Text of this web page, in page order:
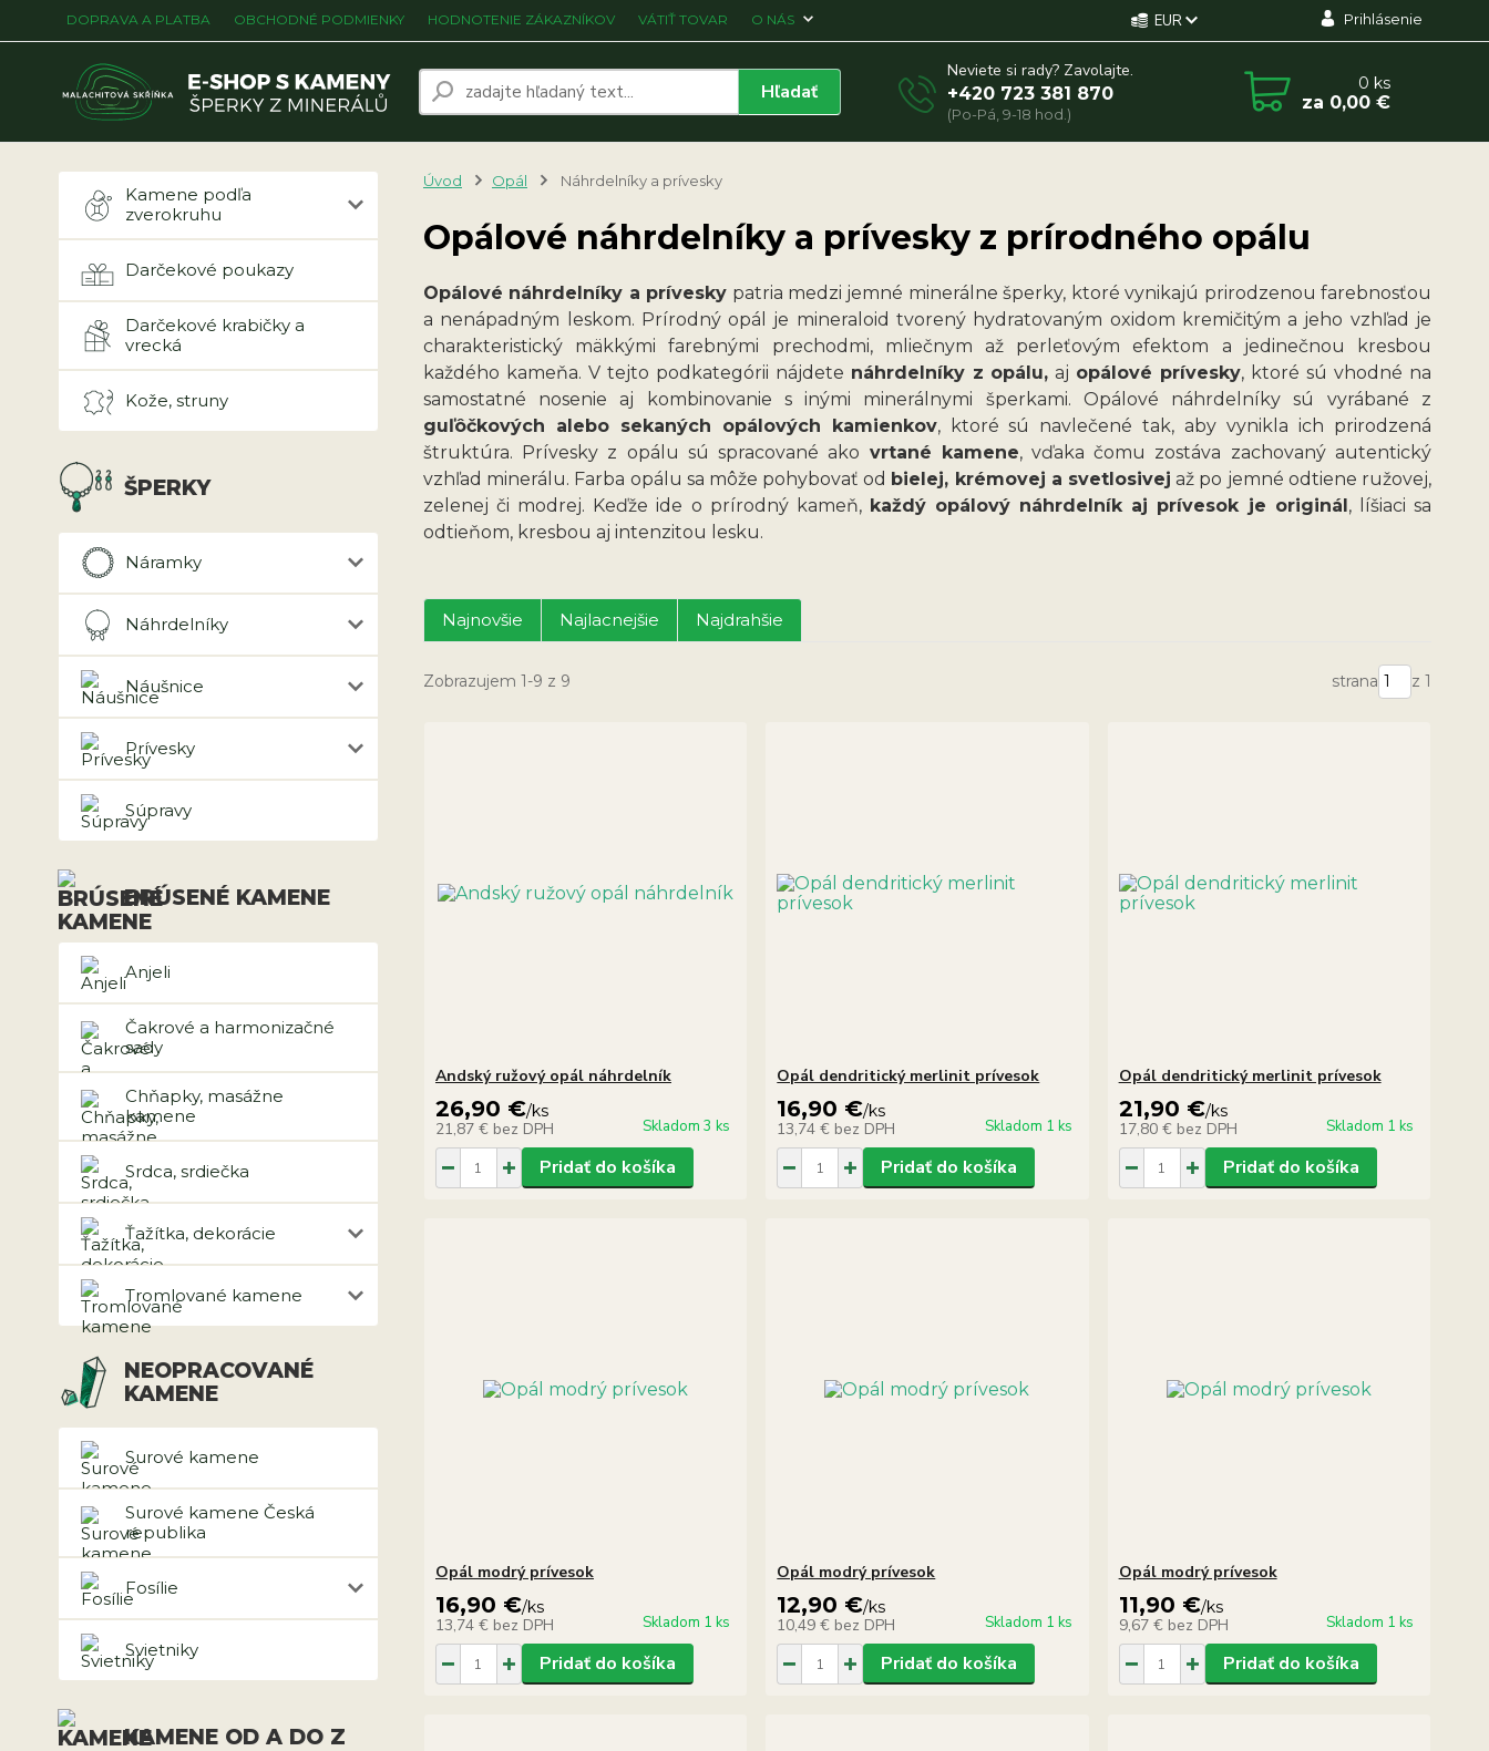
DOPRAVA A PLATBA OBCHODNÉ PODMIENKY HODNOTENIE ZÁKAZNÍKOV VÁTIŤ TOVAR O NÁS EUR Prihlásenie
Hľadať
Neviete si rady? Zavolajte.
+420 723 381 870
(Po-Pá, 9-18 hod.)
0 ks
za 0,00 €
Kamene podľa
zverokruhu
Darčekové poukazy
Darčekové krabičky a
vrecká
Kože, struny
ŠPERKY
Náramky
Náhrdelníky
Náušnice
Prívesky
Súpravy
BRÚSENÉ KAMENE
Anjeli
Čakrové a harmonizačné
sady
Chňapky, masážne
kamene
Srdca, srdiečka
Ťažítka, dekorácie
Tromlované kamene
NEOPRACOVANÉ
KAMENE
Surové kamene
Surové kamene Česká
republika
Fosílie
Svietniky
KAMENE OD A DO Z
Úvod Opál Náhrdelníky a prívesky
Opálové náhrdelníky a prívesky z prírodného opálu
Opálové náhrdelníky a prívesky patria medzi jemné minerálne šperky, ktoré vynikajú prirodzenou farebnosťou
a nenápadným leskom. Prírodný opál je mineraloid tvorený hydratovaným oxidom kremičitým a jeho vzhľad je
charakteristický mäkkými farebnými prechodmi, mliečnym až perleťovým efektom a jedinečnou kresbou
každého kameňa. V tejto podkategórii nájdete náhrdelníky z opálu, aj opálové prívesky, ktoré sú vhodné na
samostatné nosenie aj kombinovanie s inými minerálnymi šperkami. Opálové náhrdelníky sú vyrábané z
guľôčkových alebo sekaných opálových kamienkov, ktoré sú navlečené tak, aby vynikla ich prirodzená
štruktúra. Prívesky z opálu sú spracované ako vrtané kamene, vďaka čomu zostáva zachovaný autentický
vzhľad minerálu. Farba opálu sa môže pohybovať od bielej, krémovej a svetlosivej až po jemné odtiene ružovej,
zelenej či modrej. Keďže ide o prírodný kameň, každý opálový náhrdelník aj prívesok je originál, líšiaci sa
odtieňom, kresbou aj intenzitou lesku.
Najnovšie Najlacnejšie Najdrahšie
Zobrazujem 1-9 z 9 strana z 1
Andský ružový opál náhrdelník
26,90 €/ks
21,87 € bez DPH Skladom 3 ks
Pridať do košíka
Opál dendritický merlinit prívesok
16,90 €/ks
13,74 € bez DPH Skladom 1 ks
Pridať do košíka
Opál dendritický merlinit prívesok
21,90 €/ks
17,80 € bez DPH Skladom 1 ks
Pridať do košíka
Opál modrý prívesok
16,90 €/ks
13,74 € bez DPH Skladom 1 ks
Pridať do košíka
Opál modrý prívesok
12,90 €/ks
10,49 € bez DPH Skladom 1 ks
Pridať do košíka
Opál modrý prívesok
11,90 €/ks
9,67 € bez DPH Skladom 1 ks
Pridať do košíka